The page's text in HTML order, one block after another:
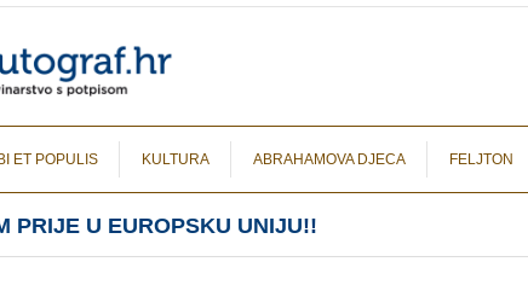
ET POPULIS KULTURA ABRAHAMOVA DJECA FELJTON
PRIJE U EUROPSKU UNIJU!!